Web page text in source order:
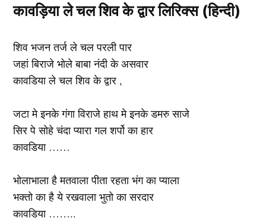
कावड़िया ले चल शिव के द्वार लिरिक्स (हिन्दी)
शिव भजन तर्ज ले चल परली पार
जहां बिराजे भोले बाबा नंदी के असवार
कावडिया ले चल शिव के द्वार ,
जटा मे इनके गंगा विराजे हाथ मे इनके डमरु साजे
सिर पे सोहे चंदा प्यारा गल शर्पो का हार
कावडिया ……
भोलाभाला है मतवाला पीता रहता भंग का प्याला
भक्तो का है ये रखवाला भुतो का सरदार
कावडिया ……..